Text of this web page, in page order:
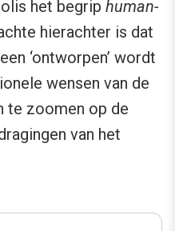
het begrip human-
hierachter is dat
‘ontworpen’ wordt
wensen van de
te zoomen op de
van het